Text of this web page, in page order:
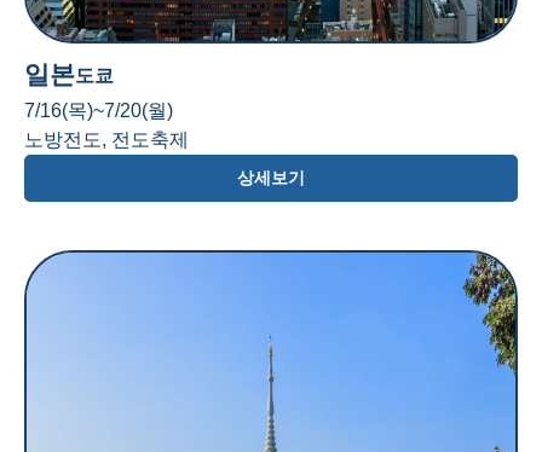
일본도쿄
7/16(목)~7/20(월)
노방전도, 전도축제
상세보기